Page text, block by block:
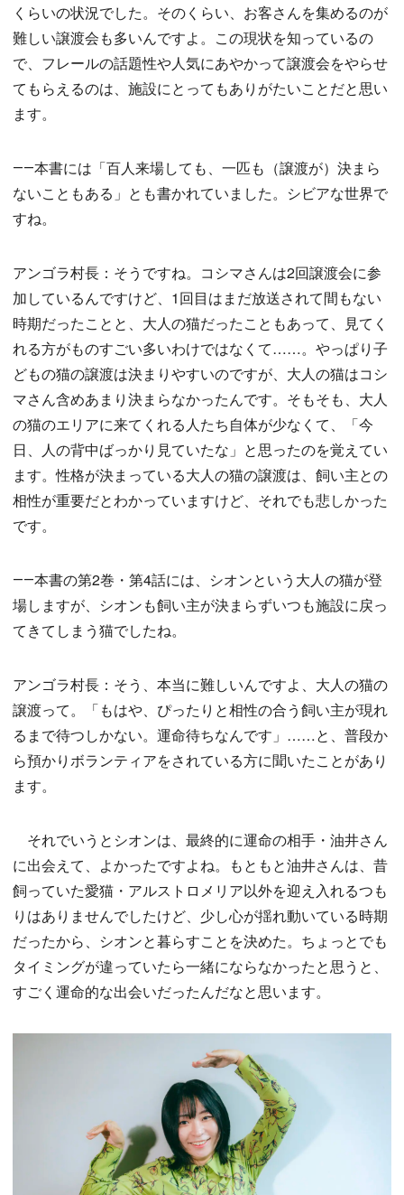
くらいの状況でした。そのくらい、お客さんを集めるのが
難しい譲渡会も多いんですよ。この現状を知っているの
で、フレールの話題性や人気にあやかって譲渡会をやらせ
てもらえるのは、施設にとってもありがたいことだと思い
ます。
――本書には「百人来場しても、一匹も（譲渡が）決まら
ないこともある」とも書かれていました。シビアな世界で
すね。
アンゴラ村長：そうですね。コシマさんは2回譲渡会に参
加しているんですけど、1回目はまだ放送されて間もない
時期だったことと、大人の猫だったこともあって、見てく
れる方がものすごい多いわけではなくて……。やっぱり子
どもの猫の譲渡は決まりやすいのですが、大人の猫はコシ
マさん含めあまり決まらなかったんです。そもそも、大人
の猫のエリアに来てくれる人たち自体が少なくて、「今
日、人の背中ばっかり見ていたな」と思ったのを覚えてい
ます。性格が決まっている大人の猫の譲渡は、飼い主との
相性が重要だとわかっていますけど、それでも悲しかった
です。
――本書の第2巻・第4話には、シオンという大人の猫が登
場しますが、シオンも飼い主が決まらずいつも施設に戻っ
てきてしまう猫でしたね。
アンゴラ村長：そう、本当に難しいんですよ、大人の猫の
譲渡って。「もはや、ぴったりと相性の合う飼い主が現れ
るまで待つしかない。運命待ちなんです」……と、普段か
ら預かりボランティアをされている方に聞いたことがあり
ます。
それでいうとシオンは、最終的に運命の相手・油井さん
に出会えて、よかったですよね。もともと油井さんは、昔
飼っていた愛猫・アルストロメリア以外を迎え入れるつも
りはありませんでしたけど、少し心が揺れ動いている時期
だったから、シオンと暮らすことを決めた。ちょっとでも
タイミングが違っていたら一緒にならなかったと思うと、
すごく運命的な出会いだったんだなと思います。